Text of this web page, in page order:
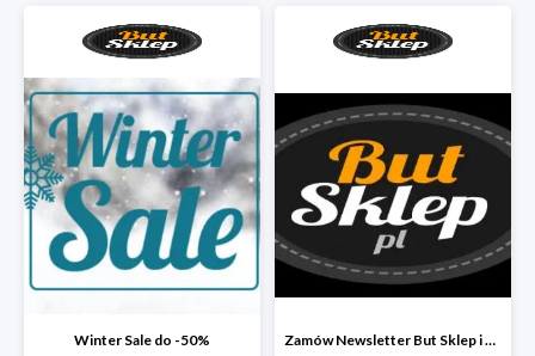
Winter Sale do -50% Zamów Newsletter But Sklep i odbierz 33 zł